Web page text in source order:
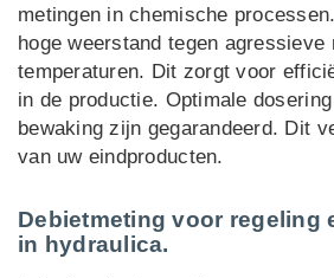
metingen in chemische
hoge weerstand tegen agressieve
temperaturen. Dit zorgt voor
in de productie. Optimale
bewaking zijn gegarandeerd. Dit
van uw eindproducten.
Debietmeting voor regeling
in hydraulica.